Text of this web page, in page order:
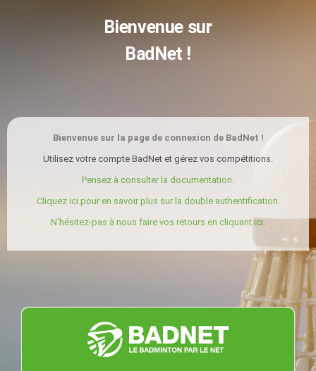
Bienvenue sur
BadNet !
Bienvenue sur la page de connexion de BadNet !
Utilisez votre compte BadNet et gérez vos compétitions.
Pensez à consulter la documentation.
Cliquez ici pour en savoir plus sur la double authentification.
N'hésitez-pas à nous faire vos retours en cliquant ici.